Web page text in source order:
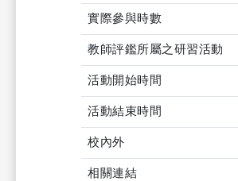
實際參與時數
教師評鑑所屬之研習活動
活動開始時間
活動結束時間
校內外
相關連結